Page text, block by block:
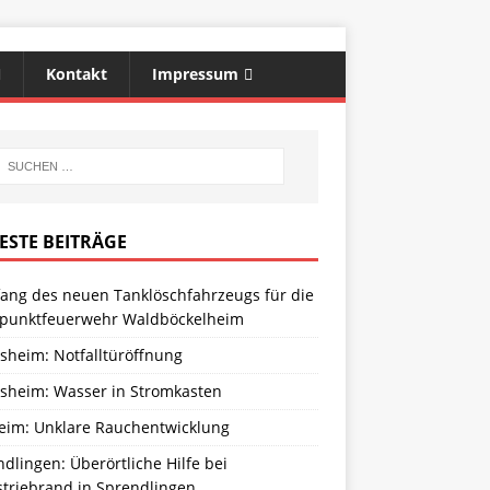
Kontakt Impressum
BEITRÄGE
des neuen Tanklöschfahrzeugs für die
Waldböckelheim
Notfalltüröffnung
Wasser in Stromkasten
Unklare Rauchentwicklung
Überörtliche Hilfe bei